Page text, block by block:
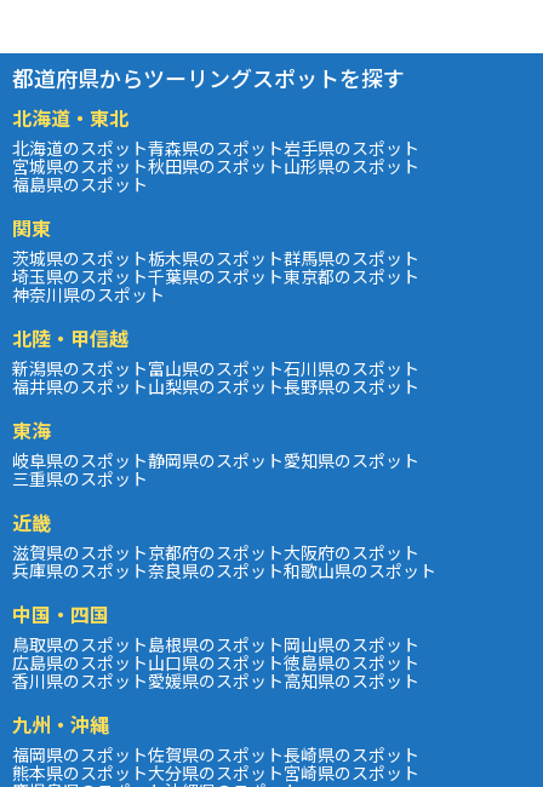
都道府県からツーリングスポットを探す
北海道・東北
北海道のスポット青森県のスポット岩手県のスポット
宮城県のスポット秋田県のスポット山形県のスポット
福島県のスポット
関東
茨城県のスポット栃木県のスポット群馬県のスポット
埼玉県のスポット千葉県のスポット東京都のスポット
神奈川県のスポット
北陸・甲信越
新潟県のスポット富山県のスポット石川県のスポット
福井県のスポット山梨県のスポット長野県のスポット
東海
岐阜県のスポット静岡県のスポット愛知県のスポット
三重県のスポット
近畿
滋賀県のスポット京都府のスポット大阪府のスポット
兵庫県のスポット奈良県のスポット和歌山県のスポット
中国・四国
鳥取県のスポット島根県のスポット岡山県のスポット
広島県のスポット山口県のスポット徳島県のスポット
香川県のスポット愛媛県のスポット高知県のスポット
九州・沖縄
福岡県のスポット佐賀県のスポット長崎県のスポット
熊本県のスポット大分県のスポット宮崎県のスポット